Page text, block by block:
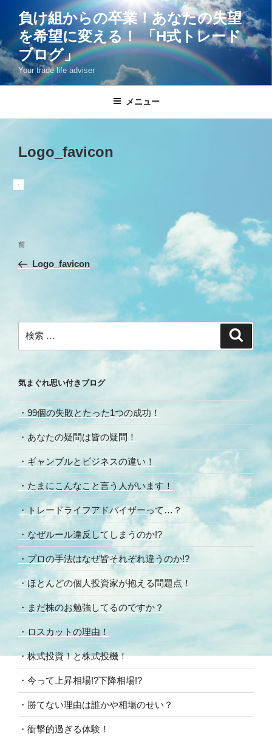
ン
ツ
へ
負け組からの卒業！あなたの失望
を希望に変える！ 「H式トレード
ブログ」
Your trade life adviser
メニュー
Logo_favicon
投
ナ
ー
シ
過
去
前
Logo_favicon
検
索:
気まぐれ思い付きブログ
・99個の失敗とたった1つの成功！
・あなたの疑問は皆の疑問！
・ギャンブルとビジネスの違い！
・たまにこんなこと言う人がいます！
・トレードライフアドバイザーって…？
・なぜルール違反してしまうのか!?
・プロの手法はなぜ皆それぞれ違うのか!?
・ほとんどの個人投資家が抱える問題点！
・まだ株のお勉強してるのですか？
・ロスカットの理由！
・株式投資！と株式投機！
・今って上昇相場!?下降相場!?
・勝てない理由は誰かや相場のせい？
・衝撃的過ぎる体験！